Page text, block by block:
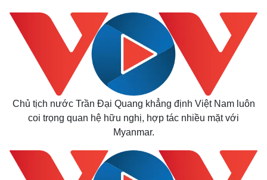
Chủ tịch nước Trần Đại Quang khẳng định Việt Nam luôn
coi trọng quan hệ hữu nghị, hợp tác nhiều mặt với
Myanmar.